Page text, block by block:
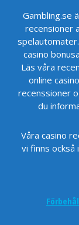
Gambling.se
recensioner
casino
Läs våra
online
recenssioner
du
Våra casino
vi finns också i